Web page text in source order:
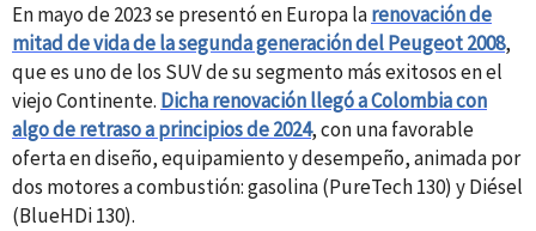
En mayo de 2023 se presentó en Europa larenovación de
mitad de vida de la segunda generación del Peugeot 2008,
que es uno de los SUV de su segmento más exitosos en el
viejo Continente. Dicha renovación llegó a Colombia con
algo de retraso a principios de 2024, con una favorable
oferta en diseño, equipamiento y desempeño, animada por
dos motores a combustión: gasolina (PureTech 130) y Diésel
(BlueHDi 130).